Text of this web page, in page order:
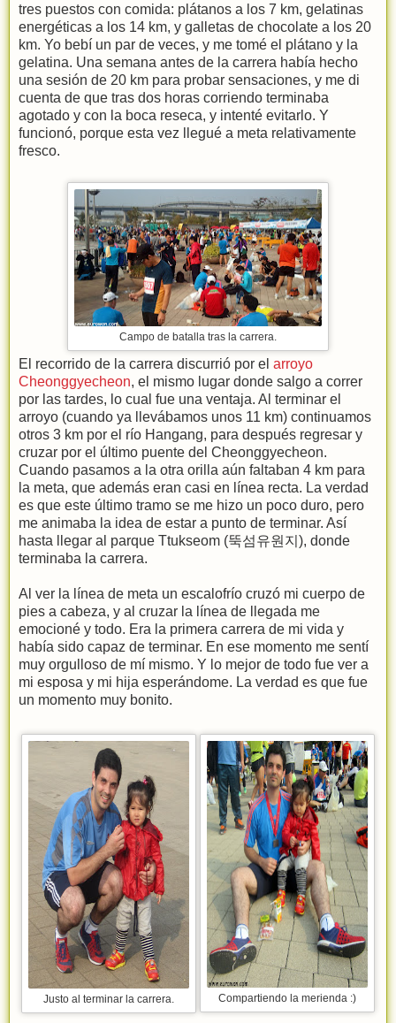
tres puestos con comida: plátanos a los 7 km, gelatinas
energéticas a los 14 km, y galletas de chocolate a los 20
km. Yo bebí un par de veces, y me tomé el plátano y la
gelatina. Una semana antes de la carrera había hecho
una sesión de 20 km para probar sensaciones, y me di
cuenta de que tras dos horas corriendo terminaba
agotado y con la boca reseca, y intenté evitarlo. Y
funcionó, porque esta vez llegué a meta relativamente
fresco.
Campo de batalla tras la carrera.
El recorrido de la carrera discurrió por el arroyo
Cheonggyecheon, el mismo lugar donde salgo a correr
por las tardes, lo cual fue una ventaja. Al terminar el
arroyo (cuando ya llevábamos unos 11 km) continuamos
otros 3 km por el río Hangang, para después regresar y
cruzar por el último puente del Cheonggyecheon.
Cuando pasamos a la otra orilla aún faltaban 4 km para
la meta, que además eran casi en línea recta. La verdad
es que este último tramo se me hizo un poco duro, pero
me animaba la idea de estar a punto de terminar. Así
hasta llegar al parque Ttukseom (뚝섬유원지), donde
terminaba la carrera.
Al ver la línea de meta un escalofrío cruzó mi cuerpo de
pies a cabeza, y al cruzar la línea de llegada me
emocioné y todo. Era la primera carrera de mi vida y
había sido capaz de terminar. En ese momento me sentí
muy orgulloso de mí mismo. Y lo mejor de todo fue ver a
mi esposa y mi hija esperándome. La verdad es que fue
un momento muy bonito.
Justo al terminar la carrera. Compartiendo la merienda :)